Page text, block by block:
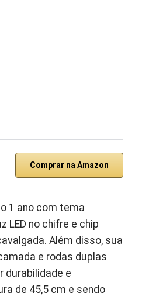
Comprar na Amazon
1 ano com tema
LED no chifre e chip
Além disso, sua
e rodas duplas
durabilidade e
de 45,5 cm e sendo